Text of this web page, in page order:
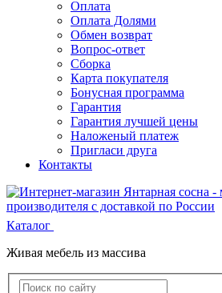
Оплата
Оплата Долями
Обмен возврат
Вопрос-ответ
Сборка
Карта покупателя
Бонусная программа
Гарантия
Гарантия лучшей цены
Наложеный платеж
Пригласи друга
Контакты
Каталог
Живая мебель из массива